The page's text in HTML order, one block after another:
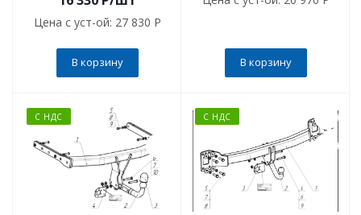
Цена с уст-ой: 27 830 P
В корзину В корзину
С НДС С НДС